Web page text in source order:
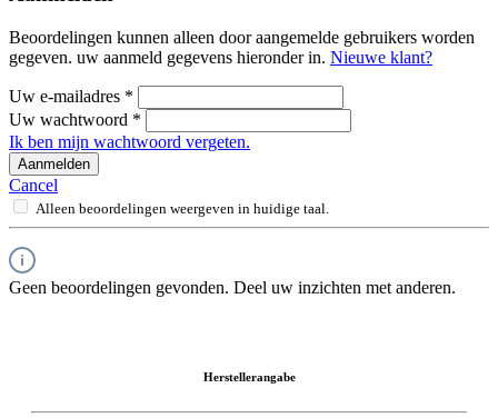
Beoordelingen kunnen alleen door aangemelde gebruikers worden
gegeven. uw aanmeld gegevens hieronder in. Nieuwe klant?
Uw e-mailadres *
Uw wachtwoord *
Ik ben mijn wachtwoord vergeten.
Aanmelden
Cancel
Alleen beoordelingen weergeven in huidige taal.
Geen beoordelingen gevonden. Deel uw inzichten met anderen.
Herstellerangabe